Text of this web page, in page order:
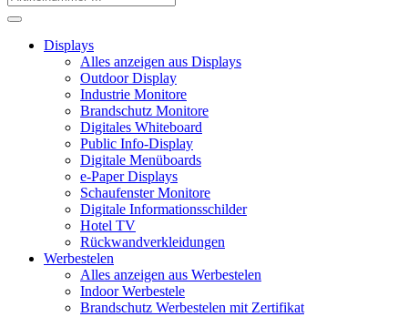
Displays
Alles anzeigen aus Displays
Outdoor Display
Industrie Monitore
Brandschutz Monitore
Digitales Whiteboard
Public Info-Display
Digitale Menüboards
e-Paper Displays
Schaufenster Monitore
Digitale Informationsschilder
Hotel TV
Rückwandverkleidungen
Werbestelen
Alles anzeigen aus Werbestelen
Indoor Werbestele
Brandschutz Werbestelen mit Zertifikat